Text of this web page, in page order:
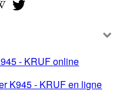
- KRUF online
K945 - KRUF en ligne